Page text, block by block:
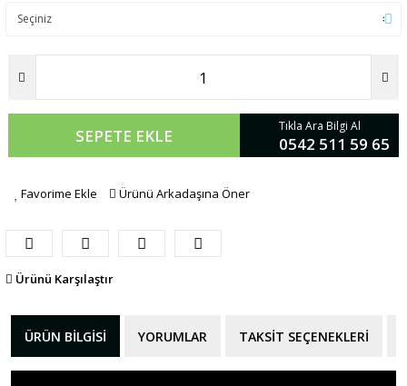
SEPETE EKLE Tıkla Ara Bilgi Al
0542 511 59 65
Favorime Ekle Ürünü Arkadaşına Öner
Ürünü Karşılaştır
ÜRÜN BILGISI YORUMLAR TAKSIT SEÇENEKLERI